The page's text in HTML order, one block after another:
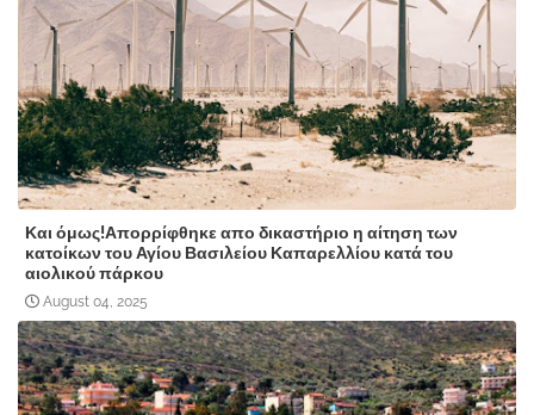
Και όμως!Απορρίφθηκε απο δικαστήριο η αίτηση των
κατοίκων του Αγίου Βασιλείου Καπαρελλίου κατά του
αιολικού πάρκου
August 04, 2025